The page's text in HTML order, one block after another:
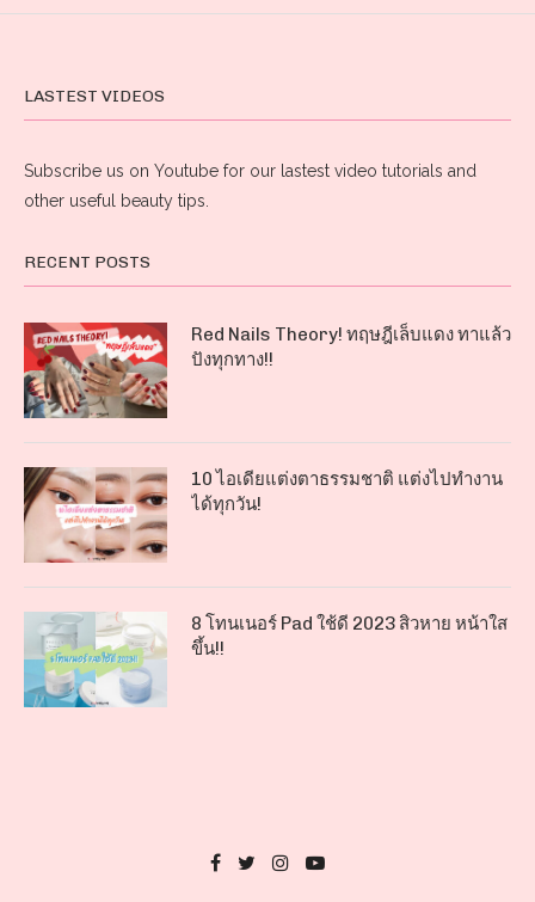
LASTEST VIDEOS
Subscribe us on Youtube for our lastest video tutorials and
other useful beauty tips.
RECENT POSTS
Red Nails Theory! ทฤษฎีเล็บแดง ทาแล้ว
ปังทุกทาง!!
10 ไอเดียแต่งตาธรรมชาติ แต่งไปทำงาน
ได้ทุกวัน!
8 โทนเนอร์ Pad ใช้ดี 2023 สิวหาย หน้าใส
ขึ้น!!